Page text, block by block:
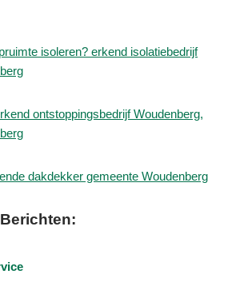
isoleren? erkend isolatiebedrijf
ontstoppingsbedrijf Woudenberg,
dakdekker gemeente Woudenberg